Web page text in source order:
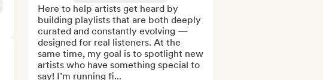
Here to help artists get heard by
building playlists that are both deeply
curated and constantly evolving —
designed for real listeners. At the
same time, my goal is to spotlight new
artists who have something special to
say! I’m running fi...